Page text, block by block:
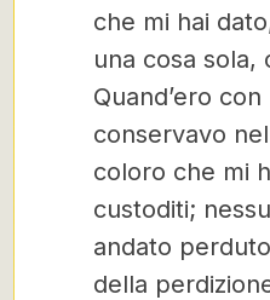
che mi hai
una cosa sola,
Quand’ero
conservavo
coloro che mi
custoditi;
andato
della